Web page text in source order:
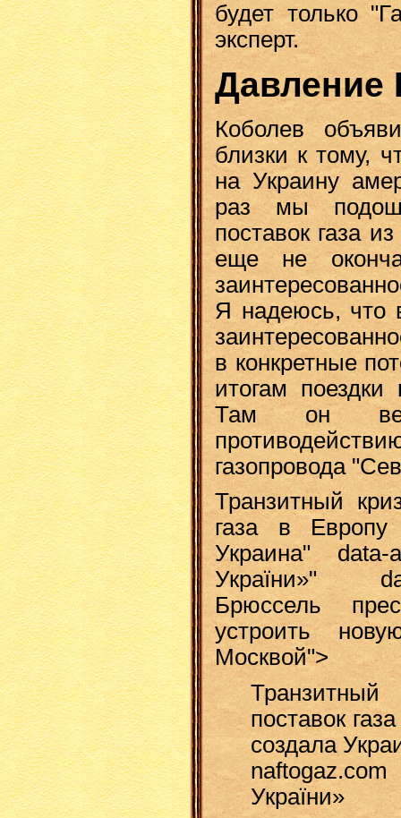
будет только
эксперт.
Давление
Коболев
близки к тому,
на Украину
раз мы
поставок газа
еще не
Я надеюсь, что
в конкретные
итогам
Там он
газопровода
Транзитный
газа в
Украина" data-
України»"
Брюссель
устроить
Москвой">
поставок
создала
України»